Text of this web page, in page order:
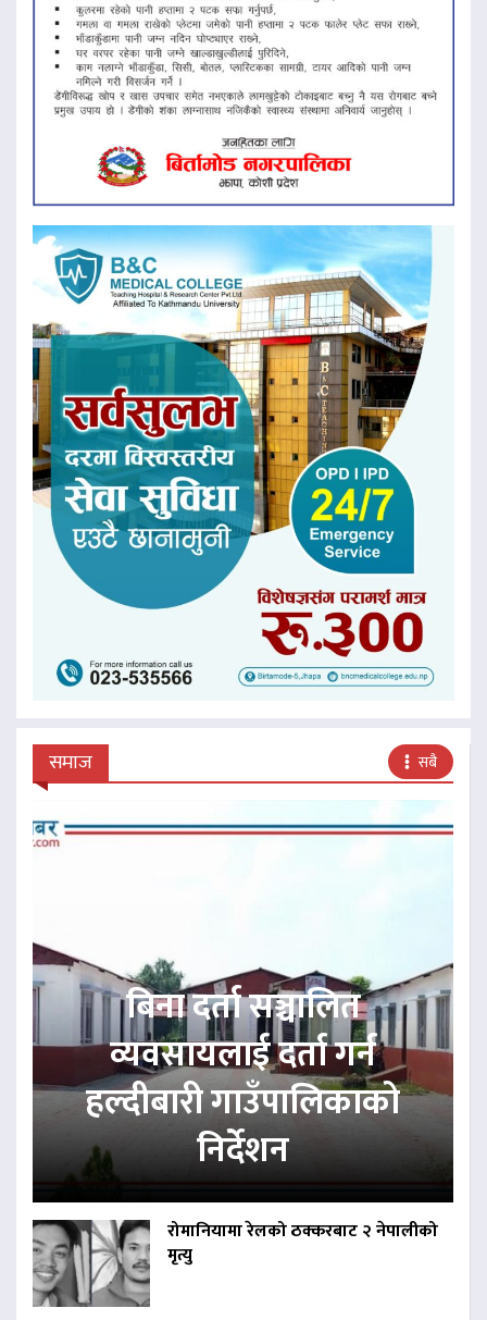
समाज सबै
बिना दर्ता सञ्चालित
व्यवसायलाई दर्ता गर्न
हल्दीबारी गाउँपालिकाको
निर्देशन
रोमानियामा रेलको ठक्करबाट २ नेपालीको
मृत्यु